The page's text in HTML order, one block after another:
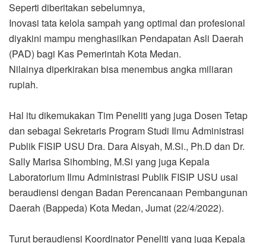
Seperti diberitakan sebelumnya,
Inovasi tata kelola sampah yang optimal dan profesional
diyakini mampu menghasilkan Pendapatan Asli Daerah
(PAD) bagi Kas Pemerintah Kota Medan.
Nilainya diperkirakan bisa menembus angka miliaran
rupiah.
Hal itu dikemukakan Tim Peneliti yang juga Dosen Tetap
dan sebagai Sekretaris Program Studi Ilmu Administrasi
Publik FISIP USU Dra. Dara Aisyah, M.Si., Ph.D dan Dr.
Sally Marisa Sihombing, M.Si yang juga Kepala
Laboratorium Ilmu Administrasi Publik FISIP USU usai
beraudiensi dengan Badan Perencanaan Pembangunan
Daerah (Bappeda) Kota Medan, Jumat (22/4/2022).
Turut beraudiensi Koordinator Peneliti yang juga Kepala